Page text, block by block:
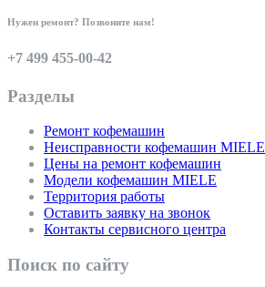
Нужен ремонт? Позвоните нам!
+7 499 455-00-42
Разделы
Ремонт кофемашин
Неисправности кофемашин MIELE
Цены на ремонт кофемашин
Модели кофемашин MIELE
Территория работы
Оставить заявку на звонок
Контакты сервисного центра
Поиск по сайту